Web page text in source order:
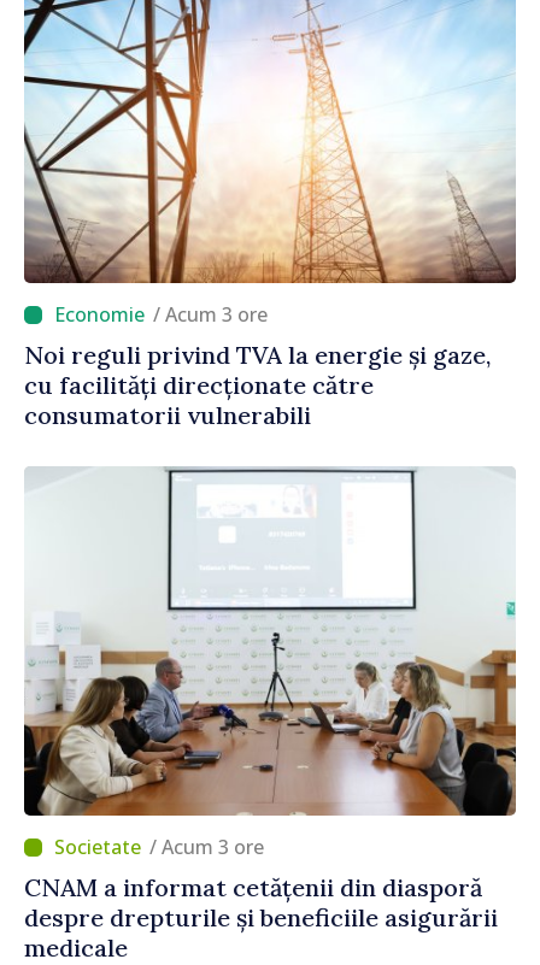
/ Acum 3 ore
Noi reguli privind TVA la energie și gaze,
cu facilități direcționate către
consumatorii vulnerabili
/ Acum 3 ore
CNAM a informat cetățenii din diasporă
despre drepturile și beneficiile asigurării
medicale